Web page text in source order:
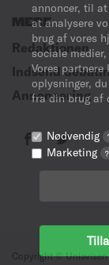
annoncer, til
at analysere
brug af vores
sociale
Vores
oplysninger,
fra din brug af
Nødvendig
Marketing ?
MERE
Redaktionen
Indsend
Annoncering
Copyright ©